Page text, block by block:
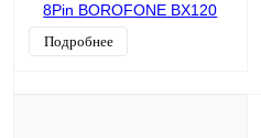
Подробнее